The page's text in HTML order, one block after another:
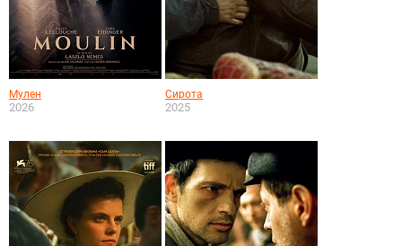
Мулен
2026
Сирота
2025